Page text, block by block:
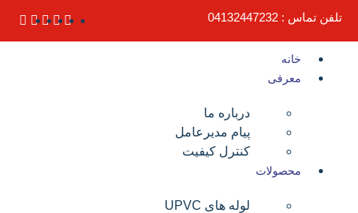
تلفن تماس : 04132447232
خانه
معرفی
درباره ما
پیام مدیرعامل
کنترل کیفیت
محصولات
لوله های UPVC